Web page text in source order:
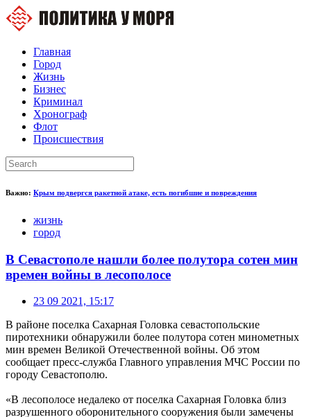
Главная
Город
Жизнь
Бизнес
Криминал
Хронограф
Флот
Происшествия
Важно: Крым подвергся ракетной атаке, есть погибшие и повреждения
жизнь
город
В Севастополе нашли более полутора сотен мин
времен войны в лесополосе
23 09 2021, 15:17
В районе поселка Сахарная Головка севастопольские
пиротехники обнаружили более полутора сотен минометных
мин времен Великой Отечественной войны. Об этом
сообщает пресс-служба Главного управления МЧС России по
городу Севастополю.
«В лесополосе недалеко от поселка Сахарная Головка близ
разрушенного оборонительного сооружения были замечены